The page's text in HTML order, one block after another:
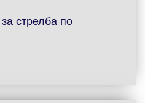
стрелба по